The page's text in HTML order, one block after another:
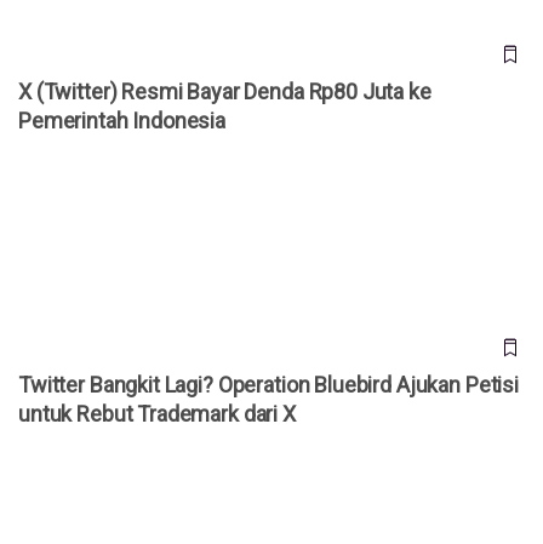
X (Twitter) Resmi Bayar Denda Rp80 Juta ke
Pemerintah Indonesia
Twitter Bangkit Lagi? Operation Bluebird Ajukan Petisi
untuk Rebut Trademark dari X